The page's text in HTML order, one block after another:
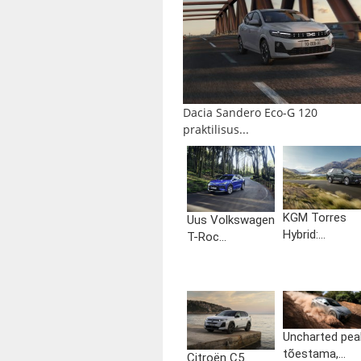
Dacia Sandero Eco-G 120
praktilisus...
Uus Volkswagen
T-Roc...
KGM Torres
Hybrid:...
Citroën C5
Uncharted
tõestama,...